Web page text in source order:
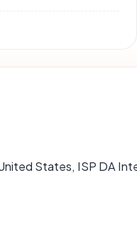
States, ISP DA